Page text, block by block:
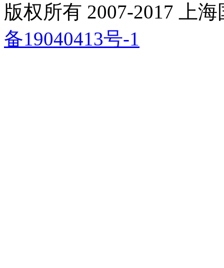
版权所有 2007-2017 上
备19040413号-1